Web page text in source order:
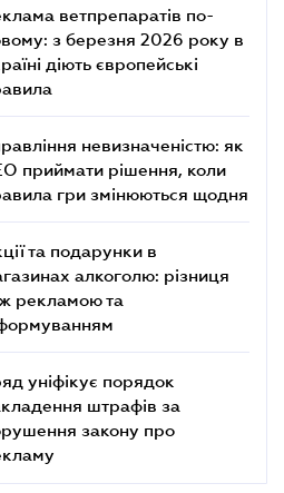
ветпрепаратів по-
з березня 2026 року в
діють європейські
невизначеністю: як
приймати рішення, коли
гри змінюються щодня
та подарунки в
алкоголю: різниця
рекламою та
уніфікує порядок
штрафів за
закону про